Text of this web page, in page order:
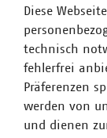
Diese
technisch
fehlerfrei
Präferenzen
werden von
und dienen